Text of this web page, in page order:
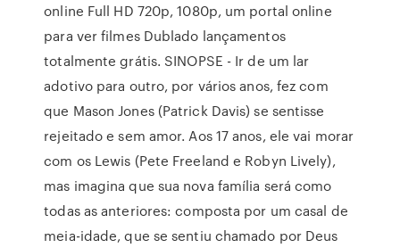
online Full HD 720p, 1080p, um portal online
para ver filmes Dublado lançamentos
totalmente grátis. SINOPSE - Ir de um lar
adotivo para outro, por vários anos, fez com
que Mason Jones (Patrick Davis) se sentisse
rejeitado e sem amor. Aos 17 anos, ele vai morar
com os Lewis (Pete Freeland e Robyn Lively),
mas imagina que sua nova família será como
todas as anteriores: composta por um casal de
meia-idade, que se sentiu chamado por Deus